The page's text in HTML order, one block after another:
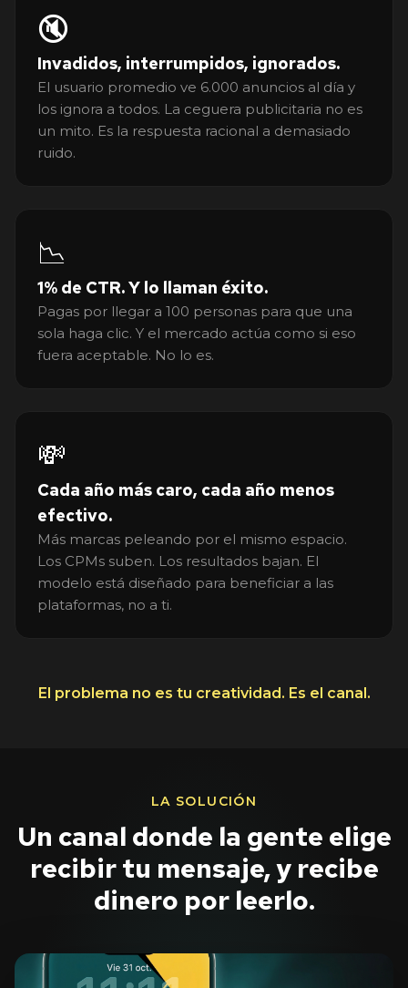
🔇
Invadidos, interrumpidos, ignorados.
El usuario promedio ve 6.000 anuncios al día y
los ignora a todos. La ceguera publicitaria no es
un mito. Es la respuesta racional a demasiado
ruido.
📉
1% de CTR. Y lo llaman éxito.
Pagas por llegar a 100 personas para que una
sola haga clic. Y el mercado actúa como si eso
fuera aceptable. No lo es.
💸
Cada año más caro, cada año menos
efectivo.
Más marcas peleando por el mismo espacio.
Los CPMs suben. Los resultados bajan. El
modelo está diseñado para beneficiar a las
plataformas, no a ti.
El problema no es tu creatividad. Es el canal.
LA SOLUCIÓN
Un canal donde la gente elige
recibir tu mensaje, y recibe
dinero por leerlo.